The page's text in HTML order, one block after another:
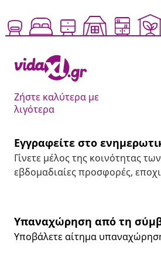
Ζήστε καλύτερα με
λιγότερα
Εγγραφείτε στο
Γίνετε μέλος της κοινότητας
εβδομαδιαίες προσφορές,
Υπαναχώρηση από τη
Υποβάλετε αίτημα